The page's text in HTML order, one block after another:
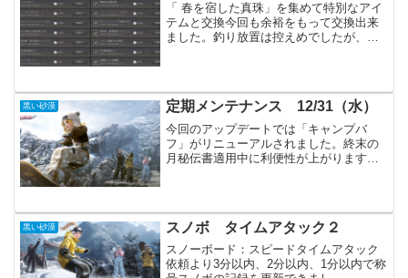
「 春を宿した真珠」を集めて特別なアイ
テムと交換今回も余裕をもって交換出来
ました。釣り放置は控えめでしたが、問
おくと良いと思います。...
黒い砂漠 定期メンテナンス 12/31（水）
今回のアップデートでは「キャンプバ
フ」がリニューアルされました。終末の
月秘伝書適用中に利便性が上がります
各職の調整（SP）ドタ...
黒い砂漠 スノボ タイムアタック２
スノーボード：スピードタイムアタック
依頼より3分以内、2分以内、1分以内で称